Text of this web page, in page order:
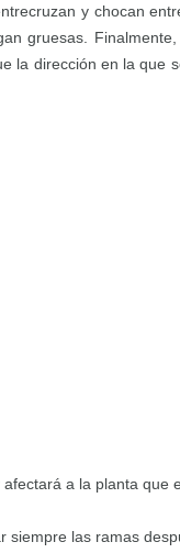
y chocan
gruesas.
la dirección en la que
a la planta que
siempre las ramas